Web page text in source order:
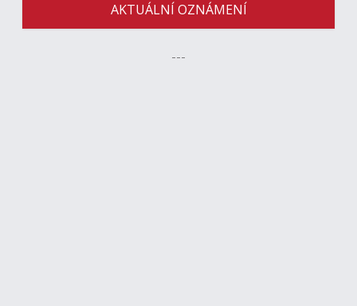
AKTUÁLNÍ OZNÁMENÍ
---